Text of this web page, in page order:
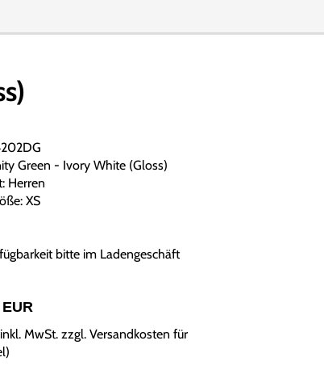
Green - Ivory White (Gloss)
Herren
XS
bitte im Ladengeschäft
MwSt. zzgl. Versandkosten für
)